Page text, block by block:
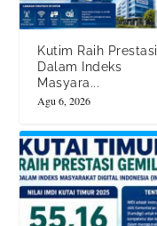
Kutim Raih Prestasi
Dalam Indeks
Masyara...
Agu 6, 2026